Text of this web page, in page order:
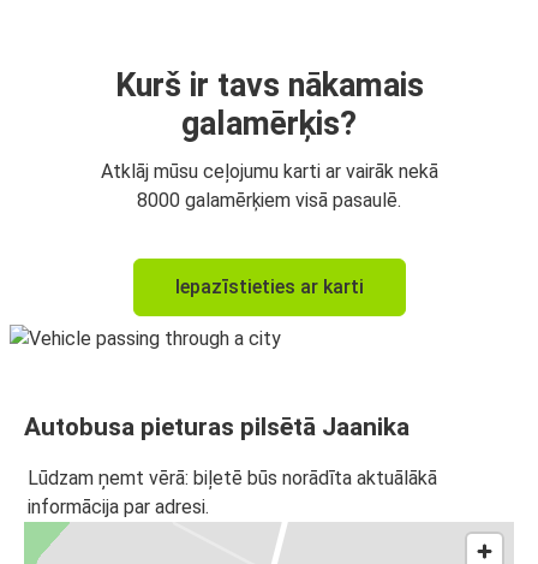
Kurš ir tavs nākamais
galamērķis?
Atklāj mūsu ceļojumu karti ar vairāk nekā
8000 galamērķiem visā pasaulē.
Iepazīstieties ar karti
Autobusa pieturas pilsētā Jaanika
Lūdzam ņemt vērā: biļetē būs norādīta aktuālākā
informācija par adresi.